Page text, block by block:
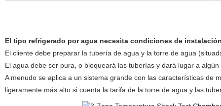
El tipo refrigerado por agua necesita condiciones de
El cliente debe preparar la tubería de agua y la torre de agua
El agua debe ser pura, o bloqueará las tuberías y dará lugar a
A menudo se aplica a un sistema grande con las características de
ligeramente más alto si cuenta la tarifa de la torre de agua y las